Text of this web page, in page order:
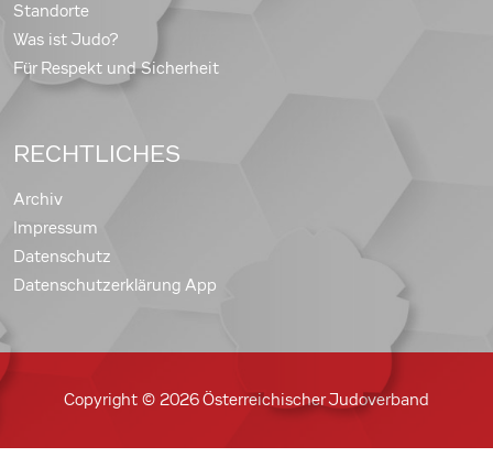
Standorte
Was ist Judo?
Für Respekt und Sicherheit
RECHTLICHES
Archiv
Impressum
Datenschutz
Datenschutzerklärung App
Copyright © 2026 Österreichischer Judoverband